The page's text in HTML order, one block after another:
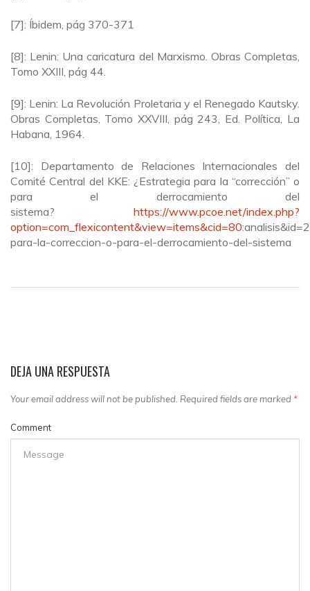
[7]: Íbidem, pág 370-371
[8]: Lenin: Una caricatura del Marxismo. Obras Completas,
Tomo XXIII, pág 44.
[9]: Lenin: La Revolución Proletaria y el Renegado Kautsky.
Obras Completas, Tomo XXVIII, pág 243, Ed. Política, La
Habana, 1964.
[10]: Departamento de Relaciones Internacionales del
Comité Central del KKE: ¿Estrategia para la “corrección” o
para el derrocamiento del
sistema? https://www.pcoe.net/index.php?
option=com_flexicontent&view=items&cid=80
para-la-correccion-o-para-el-derrocamiento-del-sistema
DEJA UNA RESPUESTA
Your email address will not be published. Required fields are marked *
Comment